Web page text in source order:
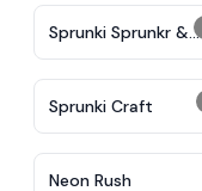
Sprunki Sprunkr &
Friends
Sprunki Craft
Neon Rush